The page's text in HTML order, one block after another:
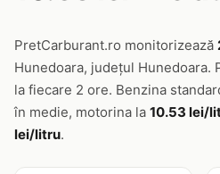
PretCarburant.ro monitorizează
Hunedoara, județul Hunedoara.
la fiecare 2 ore. Benzina
în medie, motorina la 10.53 lei/
lei/litru.